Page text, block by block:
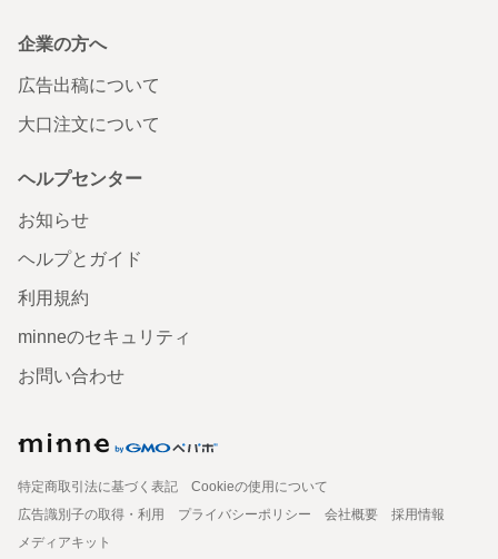
企業の方へ
広告出稿について
大口注文について
ヘルプセンター
お知らせ
ヘルプとガイド
利用規約
minneのセキュリティ
お問い合わせ
特定商取引法に基づく表記
Cookieの使用について
広告識別子の取得・利用
プライバシーポリシー 会社概要
採用情報
メディアキット